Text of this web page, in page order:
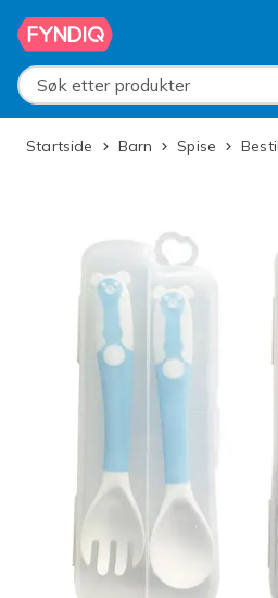
Hopp til hovedinnhold
Søk etter produkter
Startside Barn Spise